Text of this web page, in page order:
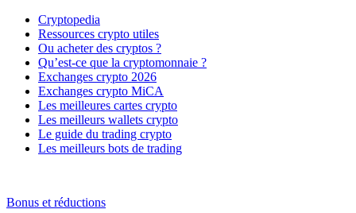
Cryptopedia
Ressources crypto utiles
Ou acheter des cryptos ?
Qu’est-ce que la cryptomonnaie ?
Exchanges crypto 2026
Exchanges crypto MiCA
Les meilleures cartes crypto
Les meilleurs wallets crypto
Le guide du trading crypto
Les meilleurs bots de trading
Bonus et réductions